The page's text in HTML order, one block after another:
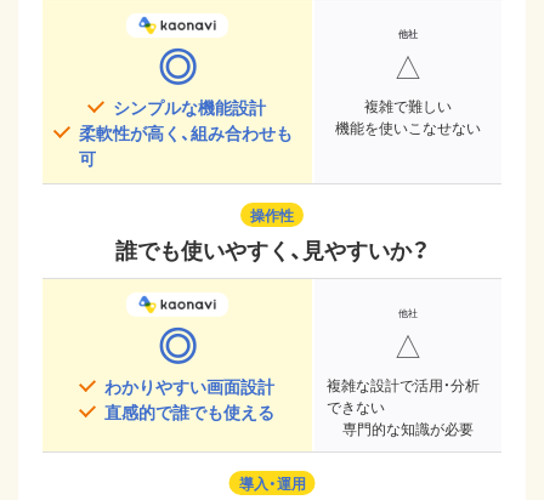
◎
シンプルな機能設計
柔軟性が高く、組み合わせも
可
△
複雑で難しい
機能を使いこなせない
操作性
誰でも使いやすく、見やすいか？
◎
わかりやすい画面設計
直感的で誰でも使える
△
複雑な設計で活用・分析
できない
専門的な知識が必要
導入・運用